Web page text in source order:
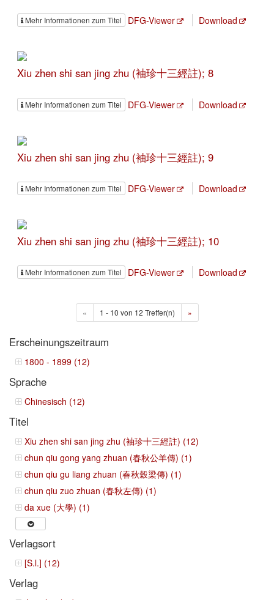
Mehr Informationen zum Titel DFG-Viewer Download
Xiu zhen shi san jing zhu (袖珍十三經註); 8
Mehr Informationen zum Titel DFG-Viewer Download
Xiu zhen shi san jing zhu (袖珍十三經註); 9
Mehr Informationen zum Titel DFG-Viewer Download
Xiu zhen shi san jing zhu (袖珍十三經註); 10
Mehr Informationen zum Titel DFG-Viewer Download
« 1 - 10 von 12 Treffer(n) »
Erscheinungszeitraum
1800 - 1899 (12)
Sprache
Chinesisch (12)
Titel
Xiu zhen shi san jing zhu (袖珍十三經註) (12)
chun qiu gong yang zhuan (春秋公羊傳) (1)
chun qiu gu liang zhuan (春秋穀梁傳) (1)
chun qiu zuo zhuan (春秋左傳) (1)
da xue (大學) (1)
Verlagsort
[S.l.] (12)
Verlag